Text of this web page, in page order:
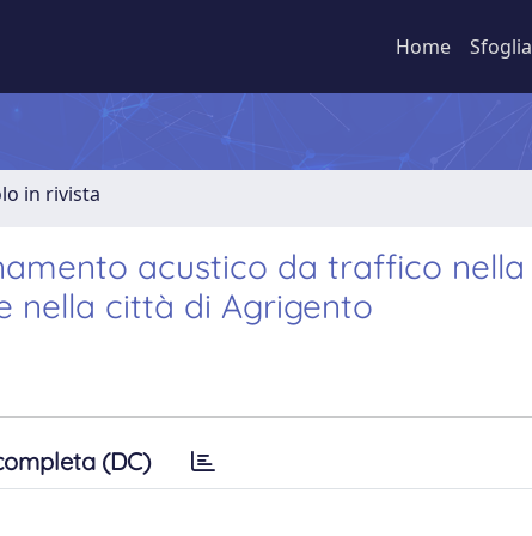
Home Sfoglia
in rivista
acustico da traffico nella
nella città di Agrigento
(DC)